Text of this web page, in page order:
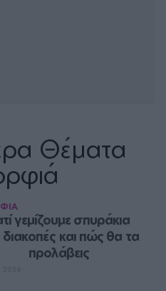
Θέματα
γεμίζουμε σπυράκια
διακοπές και πώς θα τα
προλάβεις